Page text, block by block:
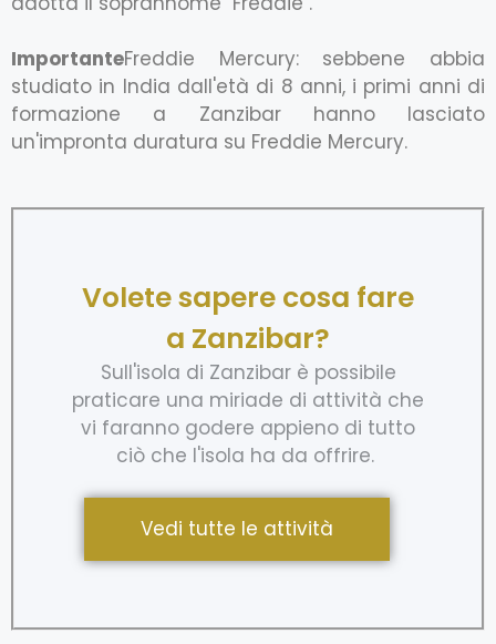
ImportanteFreddie Mercury: sebbene abbia
studiato in India dall'età di 8 anni, i primi anni di
formazione a Zanzibar hanno lasciato
un'impronta duratura su Freddie Mercury.
Volete sapere cosa fare
a Zanzibar?
Sull'isola di Zanzibar è possibile
praticare una miriade di attività che
vi faranno godere appieno di tutto
ciò che l'isola ha da offrire.
Vedi tutte le attività